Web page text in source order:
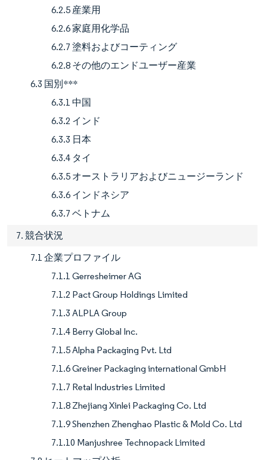
6.2.5 産業用
6.2.6 家庭用化学品
6.2.7 塗料およびコーティング
6.2.8 その他のエンドユーザー産業
6.3 国別***
6.3.1 中国
6.3.2 インド
6.3.3 日本
6.3.4 タイ
6.3.5 オーストラリアおよびニュージーランド
6.3.6 インドネシア
6.3.7 ベトナム
7. 競合状況
7.1 企業プロファイル
7.1.1 Gerresheimer AG
7.1.2 Pact Group Holdings Limited
7.1.3 ALPLA Group
7.1.4 Berry Global Inc.
7.1.5 Alpha Packaging Pvt. Ltd
7.1.6 Greiner Packaging international GmbH
7.1.7 Retal Industries Limited
7.1.8 Zhejiang Xinlei Packaging Co. Ltd
7.1.9 Shenzhen Zhenghao Plastic & Mold Co. Ltd
7.1.10 Manjushree Technopack Limited